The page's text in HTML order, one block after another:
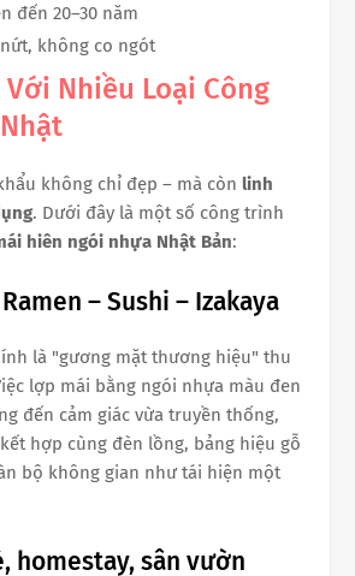
đến 20–30 năm
không co ngót
Với Nhiều Loại Công
không chỉ đẹp – mà còn linh
. Dưới đây là một số công trình
hiên ngói nhựa Nhật Bản:
– Sushi – Izakaya
là "gương mặt thương hiệu" thu
lợp mái bằng ngói nhựa màu đen
đến cảm giác vừa truyền thống,
hợp cùng đèn lồng, bảng hiệu gỗ
bộ không gian như tái hiện một
homestay, sân vườn